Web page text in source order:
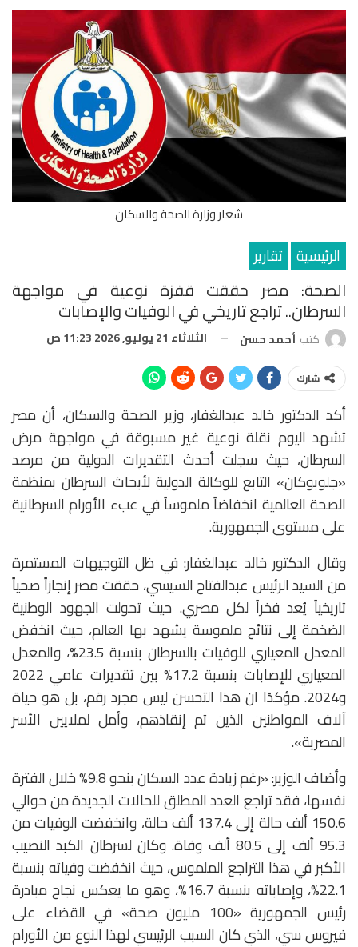
شعار وزارة الصحة والسكان
الرئيسية تقارير
الصحة: مصر حققت قفزة نوعية في مواجهة
السرطان.. تراجع تاريخي في الوفيات والإصابات
كتب أحمد حسن الثلاثاء 21 يوليو, 2026 11:23 ص
شارك
أكد الدكتور خالد عبدالغفار، وزير الصحة والسكان، أن مصر
تشهد اليوم نقلة نوعية غير مسبوقة في مواجهة مرض
السرطان، حيث سجلت أحدث التقديرات الدولية من مرصد
«جلوبوكان» التابع للوكالة الدولية لأبحاث السرطان بمنظمة
الصحة العالمية انخفاضاً ملموساً في عبء الأورام السرطانية
على مستوى الجمهورية.
وقال الدكتور خالد عبدالغفار: في ظل التوجيهات المستمرة
من السيد الرئيس عبدالفتاح السيسي، حققت مصر إنجازاً صحياً
تاريخياً يُعد فخراً لكل مصري. حيث تحولت الجهود الوطنية
الضخمة إلى نتائج ملموسة يشهد بها العالم، حيث انخفض
المعدل المعياري للوفيات بالسرطان بنسبة 23.5%، والمعدل
المعياري للإصابات بنسبة 17.2% بين تقديرات عامي 2022
و2024. مؤكدًا ان هذا التحسن ليس مجرد رقم، بل هو حياة
آلاف المواطنين الذين تم إنقاذهم، وأمل لملايين الأسر
المصرية».
وأضاف الوزير: «رغم زيادة عدد السكان بنحو 9.8% خلال الفترة
نفسها، فقد تراجع العدد المطلق للحالات الجديدة من حوالي
150.6 ألف حالة إلى 137.4 ألف حالة، وانخفضت الوفيات من
95.3 ألف إلى 80.5 ألف وفاة. وكان لسرطان الكبد النصيب
الأكبر في هذا التراجع الملموس، حيث انخفضت وفياته بنسبة
22.1%، وإصاباته بنسبة 16.7%، وهو ما يعكس نجاح مبادرة
رئيس الجمهورية «100 مليون صحة» في القضاء على
فيروس سي، الذي كان السبب الرئيسي لهذا النوع من الأورام